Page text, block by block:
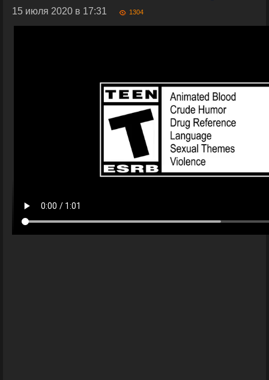
15 июля 2020 в 17:31 1304